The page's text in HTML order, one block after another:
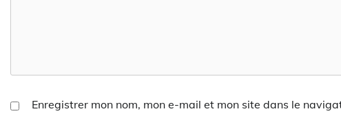
Enregistrer mon nom, mon e-mail et mon site dans le